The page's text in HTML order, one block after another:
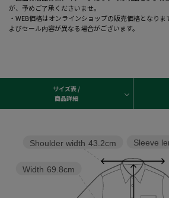
が、予めご了承くださいませ。
・WEB価格はオンラインショップの販売価格となり
よびセール内容が異なる場合がございます。
サイズ表 /
商品詳細
Sleeve
Width 69.8cm
Shoulder width 43.2cm